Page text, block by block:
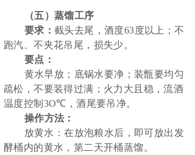
（五）蒸馏工序
要求： 截头去尾，酒度63度以上；不
跑汽、不夹花吊尾，损失少。
要点：
黄水早放；底锅水要净；装甑要均匀
疏松，不要装得过满；火力大且稳，流酒
温度控制 3O℃，酒尾要吊净。
操作方法：
放黄水：在放泡粮水后，即可放出发
酵桶内的黄水，第二天开桶蒸馏。